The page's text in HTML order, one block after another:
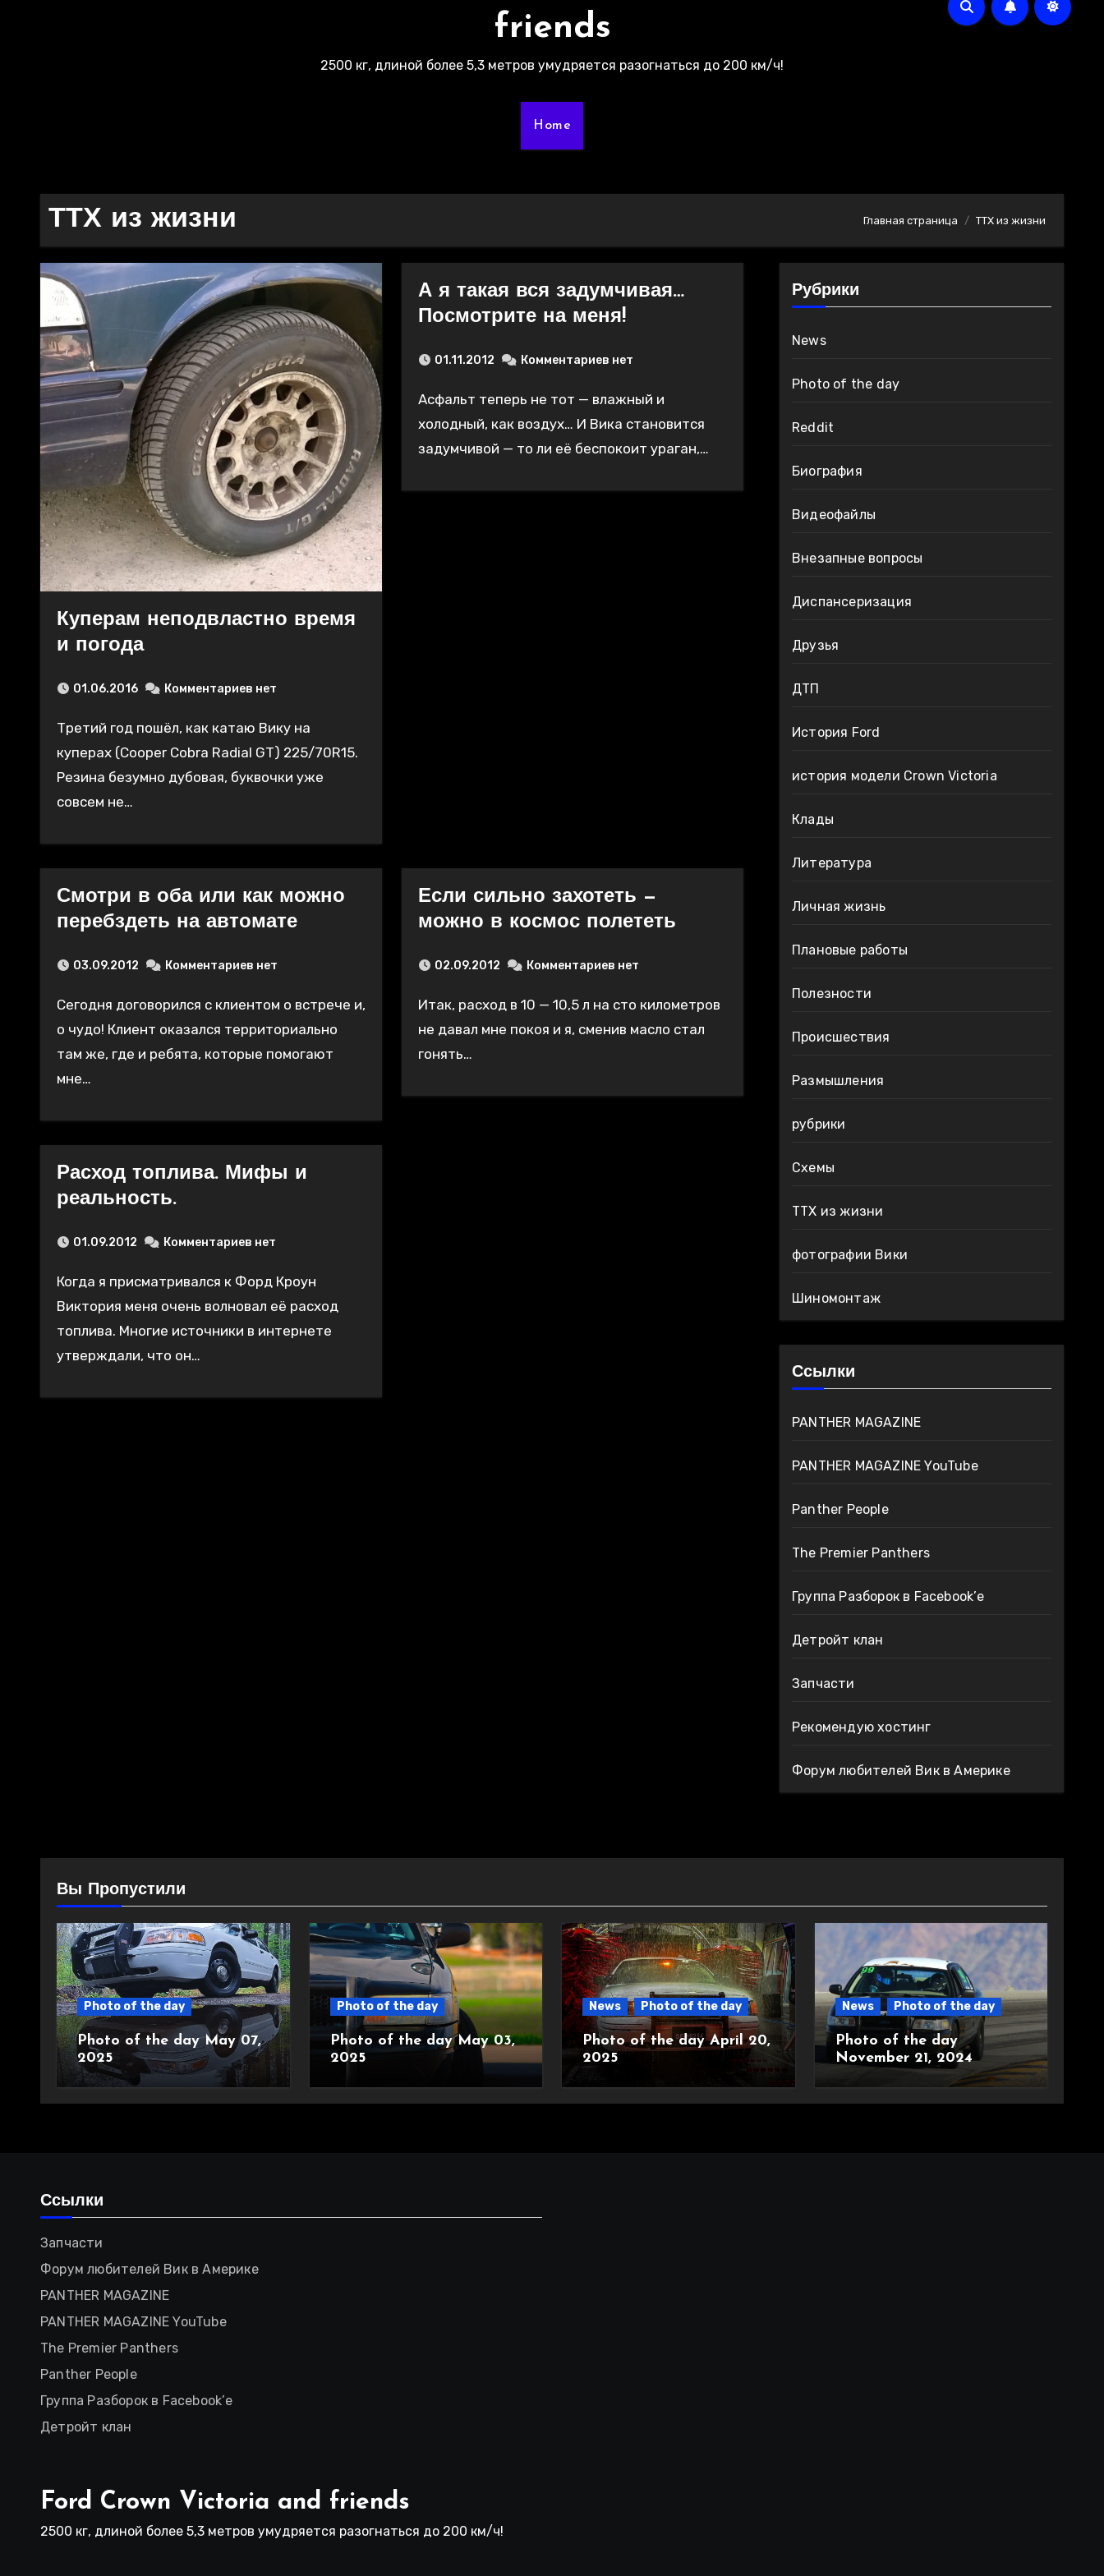
friends
2500 кг, длиной более 5,3 метров умудряется разогнаться до 200 км/ч!
Home
ТТХ из жизни Главная страница ТТХ из жизни
Куперам неподвластно время
и погода
01.06.2016 Комментариев нет
Третий год пошёл, как катаю Вику на
куперах (Cooper Cobra Radial GT) 225/70R15.
Резина безумно дубовая, буквочки уже
совсем не…
А я такая вся задумчивая…
Посмотрите на меня!
01.11.2012 Комментариев нет
Асфальт теперь не тот — влажный и
холодный, как воздух… И Вика становится
задумчивой — то ли её беспокоит ураган,…
Смотри в оба или как можно
перебздеть на автомате
03.09.2012 Комментариев нет
Сегодня договорился с клиентом о встрече и,
о чудо! Клиент оказался территориально
там же, где и ребята, которые помогают
мне…
Если сильно захотеть —
можно в космос полететь
02.09.2012 Комментариев нет
Итак, расход в 10 — 10,5 л на сто километров
не давал мне покоя и я, сменив масло стал
гонять…
Расход топлива. Мифы и
реальность.
01.09.2012 Комментариев нет
Когда я присматривался к Форд Кроун
Виктория меня очень волновал её расход
топлива. Многие источники в интернете
утверждали, что он…
Рубрики
News
Photo of the day
Reddit
Биография
Видеофайлы
Внезапные вопросы
Диспансеризация
Друзья
ДТП
История Ford
история модели Crown Victoria
Клады
Литература
Личная жизнь
Плановые работы
Полезности
Происшествия
Размышления
рубрики
Схемы
ТТХ из жизни
фотографии Вики
Шиномонтаж
Ссылки
PANTHER MAGAZINE
PANTHER MAGAZINE YouTube
Panther People
The Premier Panthers
Группа Разборок в Facebook’е
Детройт клан
Запчасти
Рекомендую хостинг
Форум любителей Вик в Америке
Вы Пропустили
Photo of the day
Photo of the day May 07,
2025
Photo of the day
Photo of the day May 03,
2025
News Photo of the day
Photo of the day April 20,
2025
News Photo of the day
Photo of the day
November 21, 2024
Ссылки
Запчасти
Форум любителей Вик в Америке
PANTHER MAGAZINE
PANTHER MAGAZINE YouTube
The Premier Panthers
Panther People
Группа Разборок в Facebook’е
Детройт клан
Ford Crown Victoria and friends
2500 кг, длиной более 5,3 метров умудряется разогнаться до 200 км/ч!